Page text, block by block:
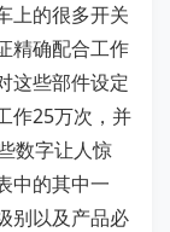
上的很多开关
精确配合工作
这些部件设定
作25万次，并
数字让人惊
中的其中一
别以及产品必